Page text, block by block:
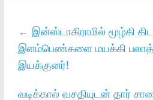
← இன்ஸ்டாகிராமில் மூழ்கி
இளம்பெண்களை மயக்கி
இயக்குனர்!
வடிக்கால் வசதியுடன் தார்